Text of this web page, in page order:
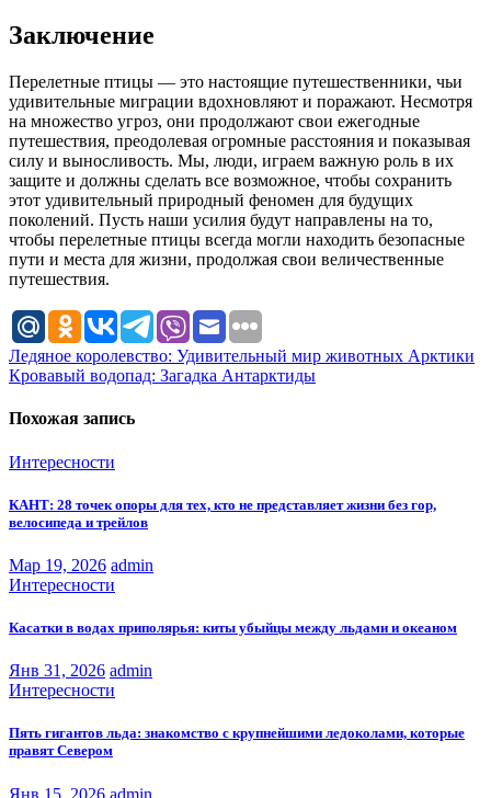
Заключение
Перелетные птицы — это настоящие путешественники, чьи
удивительные миграции вдохновляют и поражают. Несмотря
на множество угроз, они продолжают свои ежегодные
путешествия, преодолевая огромные расстояния и показывая
силу и выносливость. Мы, люди, играем важную роль в их
защите и должны сделать все возможное, чтобы сохранить
этот удивительный природный феномен для будущих
поколений. Пусть наши усилия будут направлены на то,
чтобы перелетные птицы всегда могли находить безопасные
пути и места для жизни, продолжая свои величественные
путешествия.
Навигация
по
записям
Ледяное королевство: Удивительный мир животных Арктики
Кровавый водопад: Загадка Антарктиды
Похожая запись
Интересности
КАНТ: 28 точек опоры для тех, кто не представляет жизни без гор,
велосипеда и трейлов
Мар 19, 2026 admin
Интересности
Касатки в водах приполярья: киты убыйцы между льдами и океаном
Янв 31, 2026 admin
Интересности
Пять гигантов льда: знакомство с крупнейшими ледоколами, которые
правят Севером
Янв 15, 2026 admin